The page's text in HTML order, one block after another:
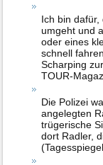
Ich bin
umgeht und
oder eines
schnell
Scharping
TOUR-
Die Polizei
angelegten
trügerische
dort Radler,